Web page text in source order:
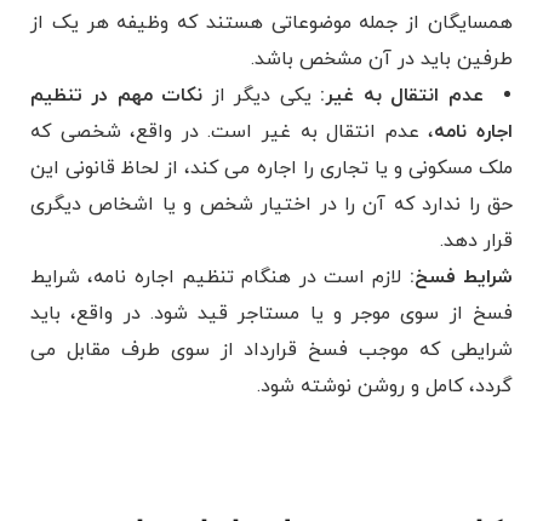
همسایگان از جمله موضوعاتی هستند که وظیفه هر یک از
طرفین باید در آن مشخص باشد.
عدم انتقال به غیر: یکی دیگر از نکات مهم در تنظیم
اجاره نامه، عدم انتقال به غیر است. در واقع، شخصی که
ملک مسکونی و یا تجاری را اجاره می کند، از لحاظ قانونی این
حق را ندارد که آن را در اختیار شخص و یا اشخاص دیگری
قرار دهد.
شرایط فسخ: لازم است در هنگام تنظیم اجاره نامه، شرایط
فسخ از سوی موجر و یا مستاجر قید شود. در واقع، باید
شرایطی که موجب فسخ قرارداد از سوی طرف مقابل می
گردد، کامل و روشن نوشته شود.